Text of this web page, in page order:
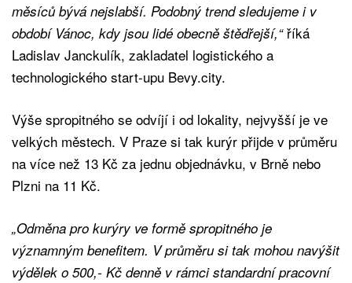
měsíců bývá nejslabší. Podobný trend sledujeme i v
období Vánoc, kdy jsou lidé obecně štědřejší,“říká
Ladislav Janckulík, zakladatel logistického a
technologického start-upu Bevy.city.
Výše spropitného se odvíjí i od lokality, nejvyšší je ve
velkých městech. V Praze si tak kurýr přijde v průměru
na více než 13 Kč za jednu objednávku, v Brně nebo
Plzni na 11 Kč.
„Odměna pro kurýry ve formě spropitného je
významným benefitem. V průměru si tak mohou navýšit
výdělek o 500,- Kč denně v rámci standardní pracovní